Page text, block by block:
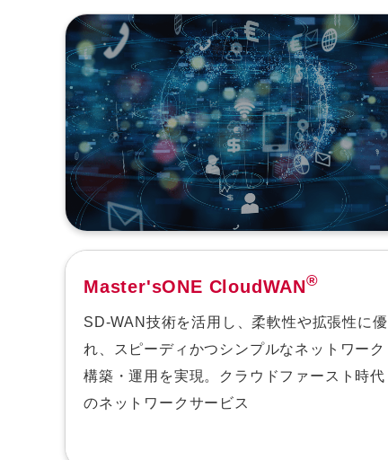
Master'sONE CloudWAN®
SD-WAN技術を活用し、柔軟性や拡張性に優
れ、スピーディかつシンプルなネットワーク
構築・運用を実現。クラウドファースト時代
のネットワークサービス